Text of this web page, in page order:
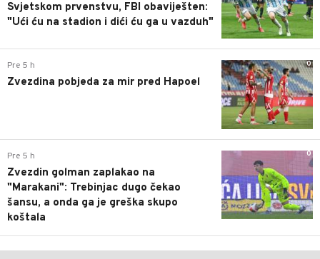
Svjetskom prvenstvu, FBI obaviješten:
"Ući ću na stadion i dići ću ga u vazduh"
0
Pre 5 h
Zvezdina pobjeda za mir pred Hapoel
0
Pre 5 h
Zvezdin golman zaplakao na
"Marakani": Trebinjac dugo čekao
šansu, a onda ga je greška skupo
koštala